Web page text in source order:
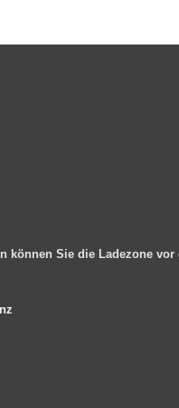
können Sie die Ladezone